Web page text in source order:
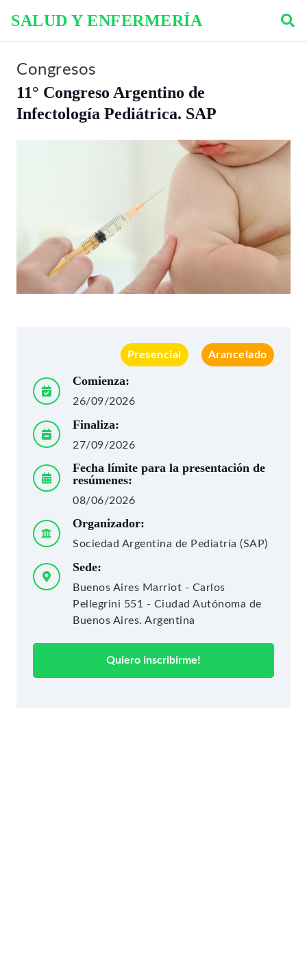
SALUD Y ENFERMERÍA
Congresos
11° Congreso Argentino de
Infectología Pediátrica. SAP
Presencial Arancelado
Comienza:
26/09/2026
Finaliza:
27/09/2026
Fecha límite para la presentación de
resúmenes:
08/06/2026
Organizador:
Sociedad Argentina de Pediatría (SAP)
Sede:
Buenos Aires Marriot - Carlos
Pellegrini 551 - Ciudad Autónoma de
Buenos Aires. Argentina
Quiero inscribirme!